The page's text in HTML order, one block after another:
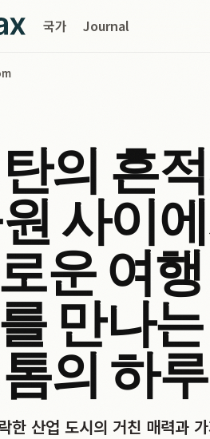
국가 Journal
의 흔
사이
운 여
만나
톰의 하루
한 산업 도시의 거친 매력과